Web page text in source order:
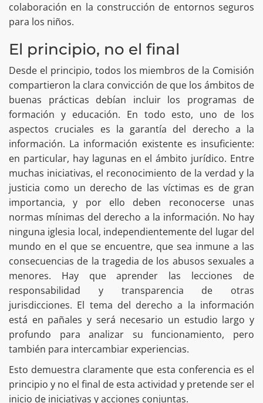
colaboración en la construcción de entornos seguros
para los niños.
El principio, no el final
Desde el principio, todos los miembros de la Comisión
compartieron la clara convicción de que los ámbitos de
buenas prácticas debían incluir los programas de
formación y educación. En todo esto, uno de los
aspectos cruciales es la garantía del derecho a la
información. La información existente es insuficiente:
en particular, hay lagunas en el ámbito jurídico. Entre
muchas iniciativas, el reconocimiento de la verdad y la
justicia como un derecho de las víctimas es de gran
importancia, y por ello deben reconocerse unas
normas mínimas del derecho a la información. No hay
ninguna iglesia local, independientemente del lugar del
mundo en el que se encuentre, que sea inmune a las
consecuencias de la tragedia de los abusos sexuales a
menores. Hay que aprender las lecciones de
responsabilidad y transparencia de otras
jurisdicciones. El tema del derecho a la información
está en pañales y será necesario un estudio largo y
profundo para analizar su funcionamiento, pero
también para intercambiar experiencias.
Esto demuestra claramente que esta conferencia es el
principio y no el final de esta actividad y pretende ser el
inicio de iniciativas y acciones conjuntas.